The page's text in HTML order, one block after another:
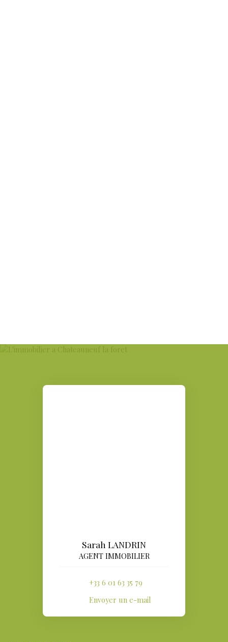
Sarah LANDRIN
AGENT IMMOBILIER
+33 6 01 63 35 79
Envoyer un e-mail